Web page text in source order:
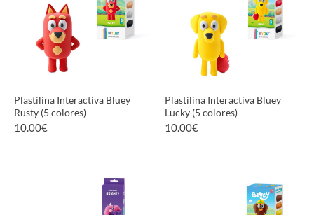
Plastilina Interactiva Bluey
Rusty (5 colores)
10.00€
VER PRODUCTO
Plastilina Interactiva Bluey
Lucky (5 colores)
10.00€